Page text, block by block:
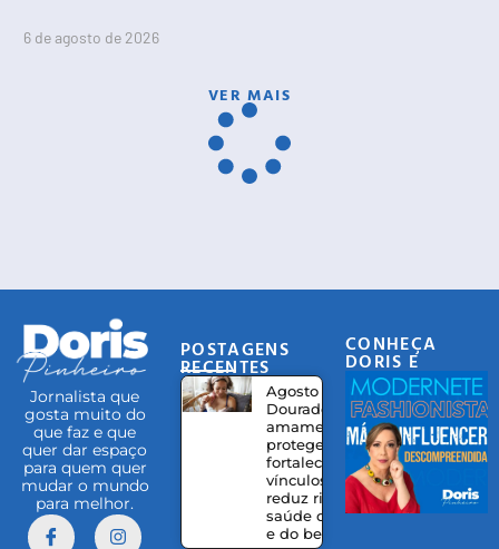
6 de agosto de 2026
VER MAIS
Jornalista que
gosta muito do
que faz e que
quer dar espaço
para quem quer
mudar o mundo
para melhor.
POSTAGENS
RECENTES
Agosto
Dourado:
amamentação
protege,
fortalece
vínculos e
reduz riscos à
saúde da mãe
e do bebê
CONHEÇA
DORIS E
EQUIPE